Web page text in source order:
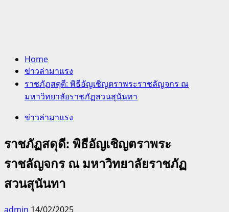
Home
ข่าวล่ามาแรง
ราชภัฏสดุดี: พิธีอัญเชิญตราพระราชลัญจกร ณ
มหาวิทยาลัยราชภัฏสวนสุนันทา
ข่าวล่ามาแรง
ราชภัฏสดุดี: พิธีอัญเชิญตราพระ
ราชลัญจกร ณ มหาวิทยาลัยราชภัฏ
สวนสุนันทา
admin 14/02/2025